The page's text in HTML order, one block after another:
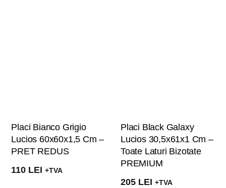
Placi Bianco Grigio
Lucios 60x60x1,5 Cm –
PRET REDUS
110 LEI +TVA
Placi Black Galaxy
Lucios 30,5x61x1 Cm –
Toate Laturi Bizotate
PREMIUM
205 LEI +TVA